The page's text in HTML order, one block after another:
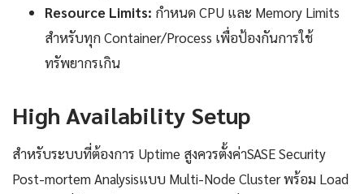
Resource Limits: กำหนด CPU และ Memory Limits
สำหรับทุก Container/Process เพื่อป้องกันการใช้
ทรัพยากรเกิน
High Availability Setup
สำหรับระบบที่ต้องการ Uptime สูงควรตั้งค่าSASE Security
Post-mortem Analysisแบบ Multi-Node Cluster พร้อม Load